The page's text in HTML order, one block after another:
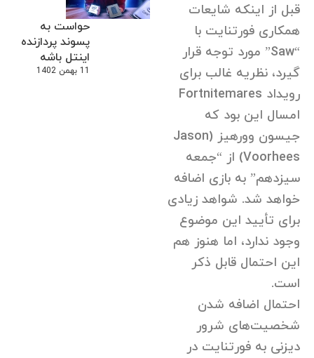
حواست به
پسوند پردازنده
اینتل باشه
11 بهمن 1402
قبل از اینکه شایعات
همکاری فورتنایت با
“Saw” مورد توجه قرار
گیرد، نظریه غالب برای
رویداد Fortnitemares
امسال این بود که
جیسون وورهیز (Jason
Voorhees) از “جمعه
سیزدهم” به بازی اضافه
خواهد شد. شواهد زیادی
برای تأیید این موضوع
وجود ندارد، اما هنوز هم
این احتمال قابل ذکر
است.
احتمال اضافه شدن
شخصیت‌های شرور
دیزنی به فورتنایت در